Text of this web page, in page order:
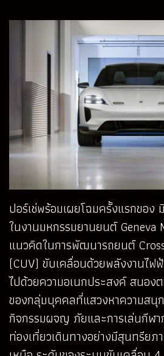
ปอร์เช่พร้อมเผยโฉมครั้งแรกของ
ในงานมหกรรมยานยนต์ Geneva
แนวคิดในการพัฒนารถยนต์
(CUV) ขับเคลื่อนด้วยพลังงานไ
ไปด้วยความอเนกประสงค์ สนอง
ของกลุ่มบุคคลที่แสวงหาความสนุก
กิจกรรมผจญ ภัยและการเล่นกีฬ
ท่องเที่ยวเดินทางอย่างมีสุนทรีย